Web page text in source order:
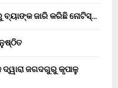
ଜାରି କରିଛି ନୋଟିସ୍…
ଜଗଦଗୁରୁ କୃପାଳୁ